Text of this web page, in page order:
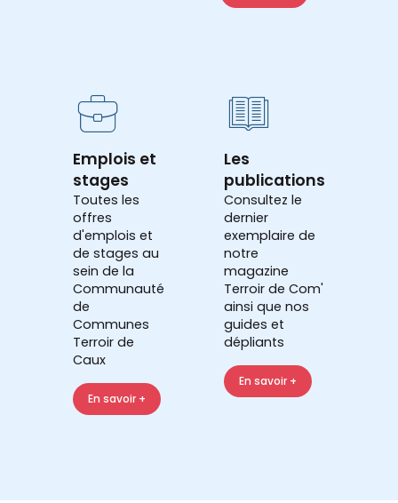
Emplois et
stages
Toutes les
offres
d'emplois et
de stages au
sein de la
Communauté
de
Communes
Terroir de
Caux
En savoir +
Les
publications
Consultez le
dernier
exemplaire de
notre
magazine
Terroir de Com'
ainsi que nos
guides et
dépliants
En savoir +